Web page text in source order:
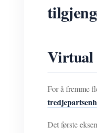
Virtual
For å fremme
Det første